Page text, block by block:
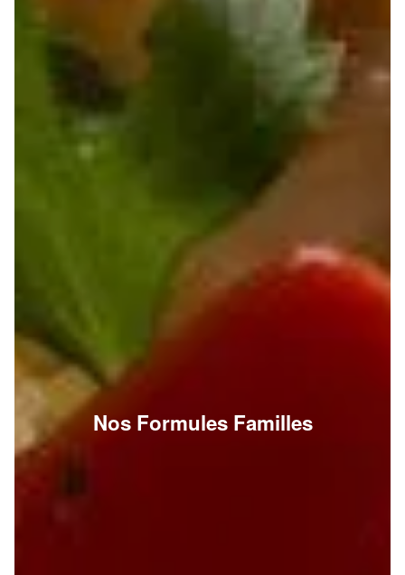
Nos Formules Familles